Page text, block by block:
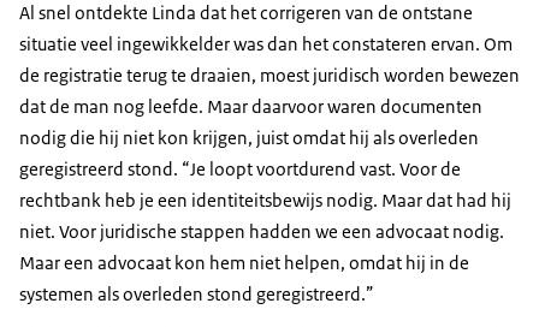
Al snel ontdekte Linda dat het corrigeren van de ontstane
situatie veel ingewikkelder was dan het constateren ervan. Om
de registratie terug te draaien, moest juridisch worden bewezen
dat de man nog leefde. Maar daarvoor waren documenten
nodig die hij niet kon krijgen, juist omdat hij als overleden
geregistreerd stond. “Je loopt voortdurend vast. Voor de
rechtbank heb je een identiteitsbewijs nodig. Maar dat had hij
niet. Voor juridische stappen hadden we een advocaat nodig.
Maar een advocaat kon hem niet helpen, omdat hij in de
systemen als overleden stond geregistreerd.”